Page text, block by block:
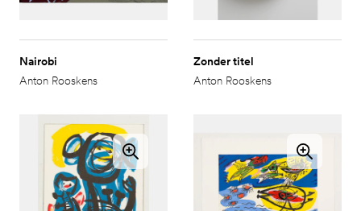
Nairobi
Anton Rooskens
Zonder titel
Anton Rooskens